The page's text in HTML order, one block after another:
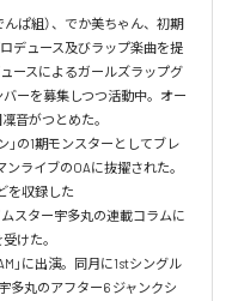
ぱ組）、でか美ちゃん、初期
デュース及びラップ楽曲を提
ースによるガールズラップグ
バーを募集しつつ活動中。オー
音がつとめた。
の1期モンスターとしてブレ
ライブのOAに抜擢された。
を収録した
ムスター宇多丸の連載コラムに
けた。
」に出演。同月に1stシングル
多丸のアフター6 ジャンクシ